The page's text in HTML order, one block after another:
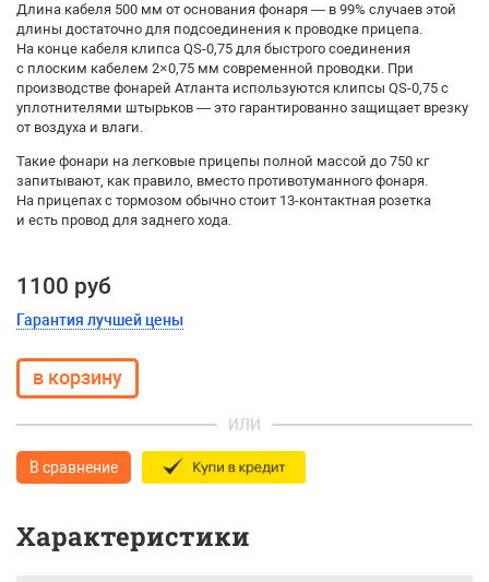
Длина кабеля 500 мм от основания фонаря — в 99% случаев этой
длины достаточно для подсоединения к проводке прицепа.
На конце кабеля клипса QS-0,75 для быстрого соединения
с плоским кабелем 2×0,75 мм современной проводки. При
производстве фонарей Атланта используются клипсы QS-0,75 с
уплотнителями штырьков — это гарантированно защищает врезку
от воздуха и влаги.
Такие фонари на легковые прицепы полной массой до 750 кг
запитывают, как правило, вместо противотуманного фонаря.
На прицепах с тормозом обычно стоит 13-контактная розетка
и есть провод для заднего хода.
1100 руб
Гарантия лучшей цены
ИЛИ
В сравнение
Характеристики